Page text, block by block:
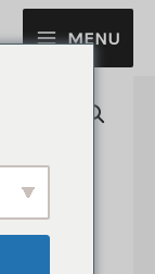
MENU